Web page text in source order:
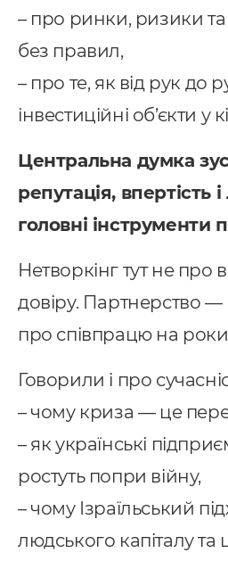
CRM
CRM
автоматизація
– про ринки, ризики
без правил,
– про те, як від рук до
інвестиційні об’єкти у
Центральна думка
репутація, впертість
головні інструменти
Нетворкінг тут не про
довіру. Партнерство —
про співпрацю на
Говорили і про
– чому криза — це
– як українські
ростуть попри війну,
– чому Ізраїльський
людського капіталу та